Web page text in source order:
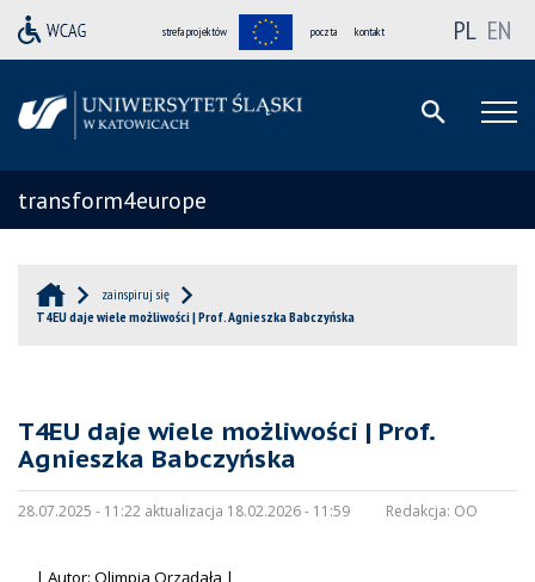
strefa projektów poczta kontakt PL EN
transform4europe
zainspiruj się
T4EU daje wiele możliwości | Prof. Agnieszka Babczyńska
T4EU daje wiele możliwości | Prof.
Agnieszka Babczyńska
28.07.2025 - 11:22 aktualizacja 18.02.2026 - 11:59 Redakcja: OO
| Autor: Olimpia Orządała |